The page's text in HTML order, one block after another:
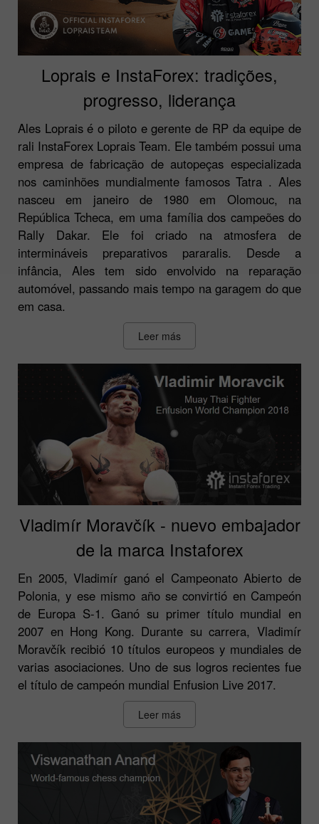
Loprais e InstaForex: tradições,
progresso, liderança
Ales Loprais é o piloto e gerente de RP da equipe de
rali InstaForex Loprais Team. Ele também possui uma
empresa de fabricação de autopeças especializada
nos caminhões mundialmente famosos Tatra . Ales
nasceu em janeiro de 1980 em Olomouc, na
República Tcheca, em uma família dos campeões do
Rally Dakar. Ele foi criado na atmosfera de
intermináveis preparativos pararalis. Desde a
infância, Ales tem sido envolvido na reparação
automóvel, passando mais tempo na garagem do que
em casa.
Leer más
Vladimír Moravčík - nuevo embajador
de la marca Instaforex
En 2005, Vladimír ganó el Campeonato Abierto de
Polonia, y ese mismo año se convirtió en Campeón
de Europa S-1. Ganó su primer título mundial en
2007 en Hong Kong. Durante su carrera, Vladimír
Moravčík recibió 10 títulos europeos y mundiales de
varias asociaciones. Uno de sus logros recientes fue
el título de campeón mundial Enfusion Live 2017.
Leer más